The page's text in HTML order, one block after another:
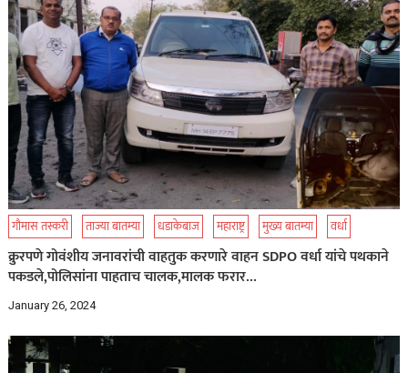
गौमास तस्करी ताज्या बातम्या धडाकेबाज महाराष्ट्र मुख्य बातम्या वर्धा
क्रुरपणे गोवंशीय जनावरांची वाहतुक करणारे वाहन SDPO वर्धा यांचे पथकाने
पकडले,पोलिसांना पाहताच चालक,मालक फरार…
January 26, 2024